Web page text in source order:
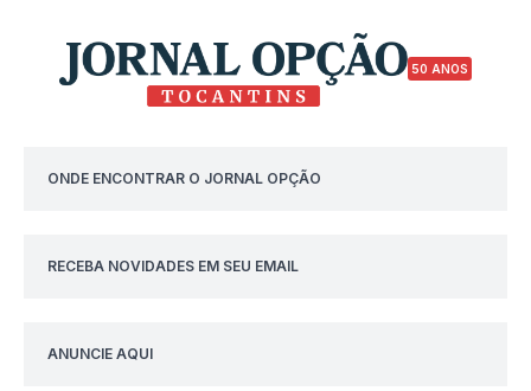
50 ANOS
ONDE ENCONTRAR O JORNAL OPÇÃO
RECEBA NOVIDADES EM SEU EMAIL
ANUNCIE AQUI